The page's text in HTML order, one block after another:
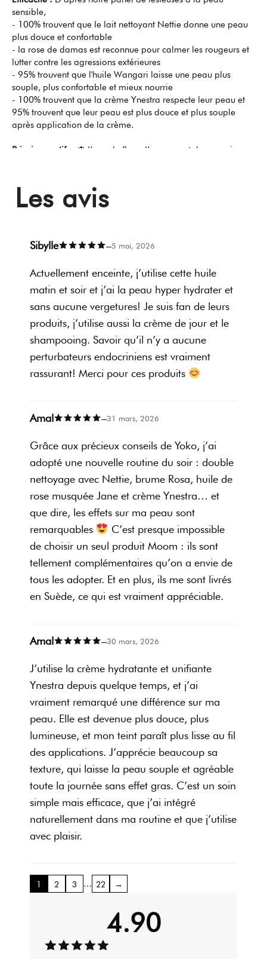
sensible,
- 100% trouvent que le lait nettoyant Nettie donne une peau
plus douce et confortable
- la rose de damas est reconnue pour calmer les rougeurs et
lutter contre les agressions extérieures
- 95% trouvent que l'huile Wangari laisse une peau plus
souple, plus confortable et mieux nourrie
- 100% trouvent que la crème Ynestra respecte leur peau et
95% trouvent que leur peau est plus douce et plus souple
après application de la crème.
Principes actifs : ✽ l’eau de fleur d’oranger et de romarin
damas permet d'apaiser la peau et de lutter contre les
méfaits du calcaire qui affaiblit la barrière cutanée. ✽ L'huile
l’aident à se défendre des agressions extérieures ✽ Le
peaux tiraillées.
Retrouvez toutes les informations concernant les bienfaits de
nos ingrédientsjuste ici.
Test OEDT :moom est à ce jour la seule alternative qui teste
en laboratoire l’absence de perturbateurs endocriniens dans
ses formules grâce au test OEDT. Ce test calcule directement
l’activité oestrogénique du produit dans son packaging. Avec
il calcule directement l’activité hormonale du produit ! Nous
nous sommes également assurés que le packaging n’ait
bannir le plastique et d’opter pour des packagings en verre.
Vous pouvez consulter la certification OEDT de nos produits
cliquant ici.
Hautement biologique : Pour qu’un soin soit labellisé bio, ce
dernier doit contenir au minimum 10% d’ingrédients
biologiques. Pour nous, ce n’était pas assez. Alors, nous
avons fait le choix de formuler nos soins avec le maximum
d’ingrédients biologiques, pour obtenir une gamme de
cosmétiques aussi irréprochable que possible.
Dans le lait nettoyant et démaquillant Nettie, 73,08% du total
des ingrédients sont issus de l’Agriculture Biologique.
Dans la brume à la rose de damas Rosa, 100% du total des
ingrédients sont issus de l’Agriculture Biologique.
ingrédients sont issus de l’Agriculture Biologique.
Les avis
Sibylle –5 mai, 2026
Actuellement enceinte, j’utilise cette huile
matin et soir et j’ai la peau hyper hydrater et
sans aucune vergetures! Je suis fan de leurs
produits, j’utilise aussi la crème de jour et le
shampooing. Savoir qu’il n’y a aucune
perturbateurs endocriniens est vraiment
rassurant! Merci pour ces produits
Amal –31 mars, 2026
Grâce aux précieux conseils de Yoko, j’ai
adopté une nouvelle routine du soir : double
nettoyage avec Nettie, brume Rosa, huile de
rose musquée Jane et crème Ynestra… et
que dire, les effets sur ma peau sont
remarquables
C’est presque impossible
de choisir un seul produit Moom : ils sont
tellement complémentaires qu’on a envie de
tous les adopter. Et en plus, ils me sont livrés
en Suède, ce qui est vraiment appréciable.
Amal –30 mars, 2026
J’utilise la crème hydratante et unifiante
Ynestra depuis quelque temps, et j’ai
vraiment remarqué une différence sur ma
peau. Elle est devenue plus douce, plus
lumineuse, et mon teint paraît plus lisse au fil
des applications. J’apprécie beaucoup sa
texture, qui laisse la peau souple et agréable
toute la journée sans effet gras. C’est un soin
simple mais efficace, que j’ai intégré
naturellement dans ma routine et que j’utilise
avec plaisir.
1 2 3 … 22 →
4.90